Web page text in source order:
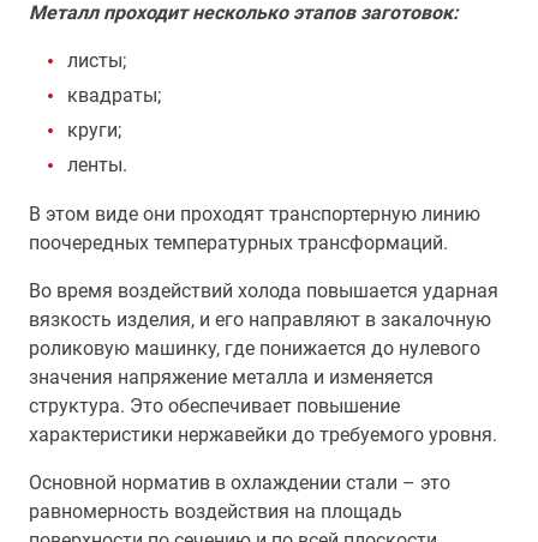
Металл проходит несколько этапов заготовок:
листы;
квадраты;
круги;
ленты.
В этом виде они проходят транспортерную линию
поочередных температурных трансформаций.
Во время воздействий холода повышается ударная
вязкость изделия, и его направляют в закалочную
роликовую машинку, где понижается до нулевого
значения напряжение металла и изменяется
структура. Это обеспечивает повышение
характеристики нержавейки до требуемого уровня.
Основной норматив в охлаждении стали – это
равномерность воздействия на площадь